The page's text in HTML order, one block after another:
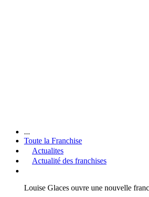
...
Toute la Franchise
Actualites
Actualité des franchises
Louise Glaces ouvre une nouvelle